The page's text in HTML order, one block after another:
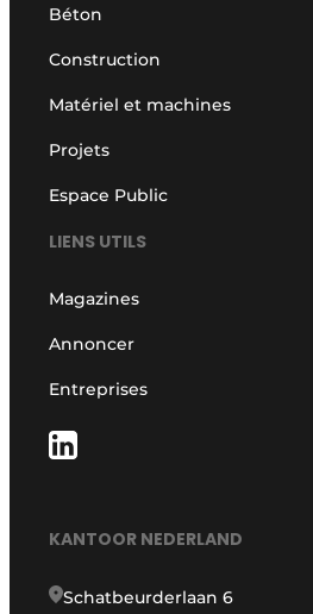
Béton
Construction
Matériel et machines
Projets
Espace Public
LIENS UTILS
Magazines
Annoncer
Entreprises
KANTOOR NEDERLAND
Schatbeurderlaan 6